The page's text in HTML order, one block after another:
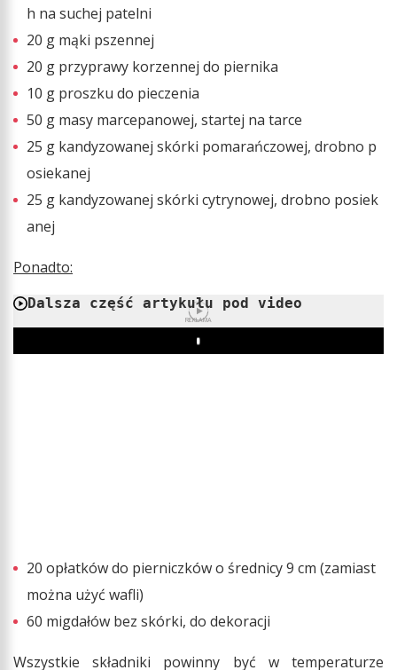
h na suchej patelni
20 g mąki pszennej
20 g przyprawy korzennej do piernika
10 g proszku do pieczenia
50 g masy marcepanowej, startej na tarce
25 g kandyzowanej skórki pomarańczowej, drobno p
osiekanej
25 g kandyzowanej skórki cytrynowej, drobno posiek
anej
Ponadto:
Dalsza część artykułu pod video
REKLAMA
Play
20 opłatków do pierniczków o średnicy 9 cm (zamiast
można użyć wafli)
60 migdałów bez skórki, do dekoracji
Wszystkie składniki powinny być w temperaturze